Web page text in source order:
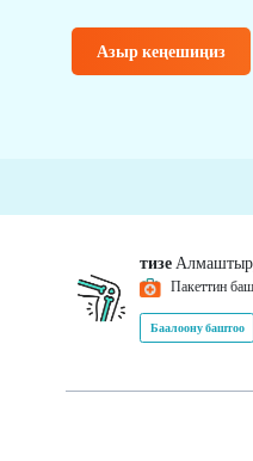
Азыр кеңешиңиз
тизе
Пакеттин
Баалоону баштоо